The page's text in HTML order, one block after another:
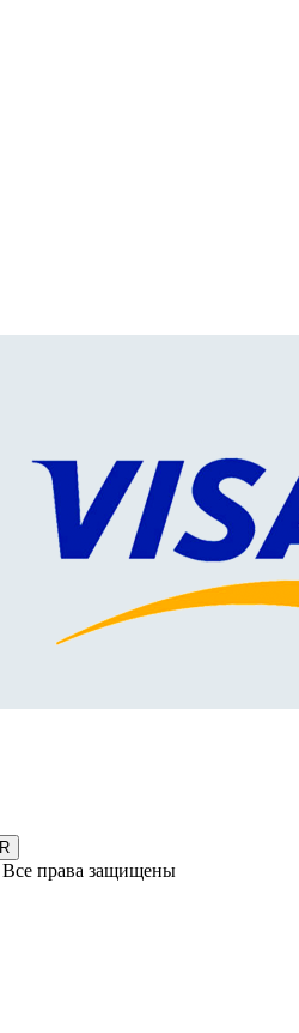
Все права защищены